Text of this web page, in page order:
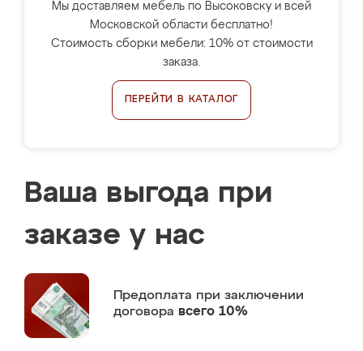
Мы доставляем мебель по Высоковску и всей
Московской области бесплатно!
Стоимость сборки мебели: 10% от стоимости
заказа.
ПЕРЕЙТИ В КАТАЛОГ
Ваша выгода при
заказе у нас
Предоплата при заключении
договора всего 10%